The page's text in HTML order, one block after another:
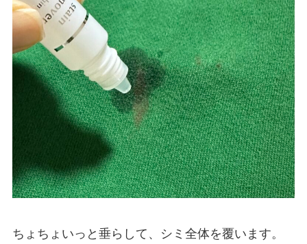
ちょちょいっと垂らして、シミ全体を覆います。